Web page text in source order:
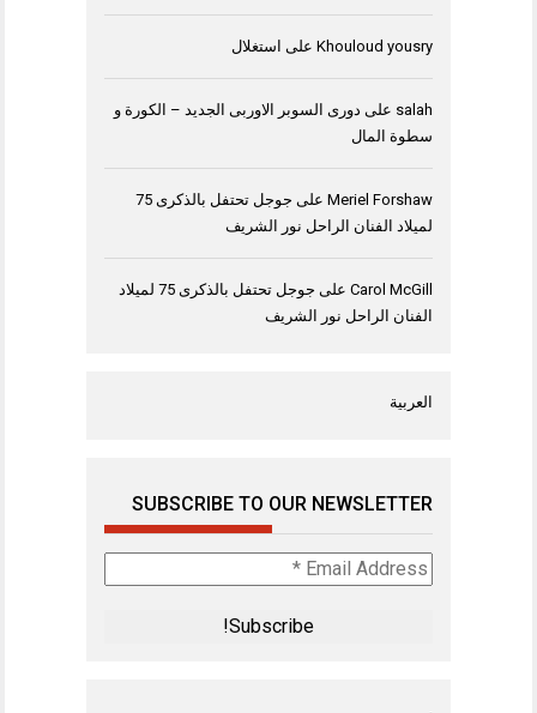
Khouloud yousry على استغلال
salah على دورى السوبر الاوربى الجديد – الكورة و
سطوة المال
Meriel Forshaw على
جوجل تحتفل بالذكرى 75
لميلاد الفنان الراحل نور الشريف
Carol McGill على
جوجل تحتفل بالذكرى 75 لميلاد
الفنان الراحل نور الشريف
العربية
SUBSCRIBE TO OUR NEWSLETTER
Email
Address